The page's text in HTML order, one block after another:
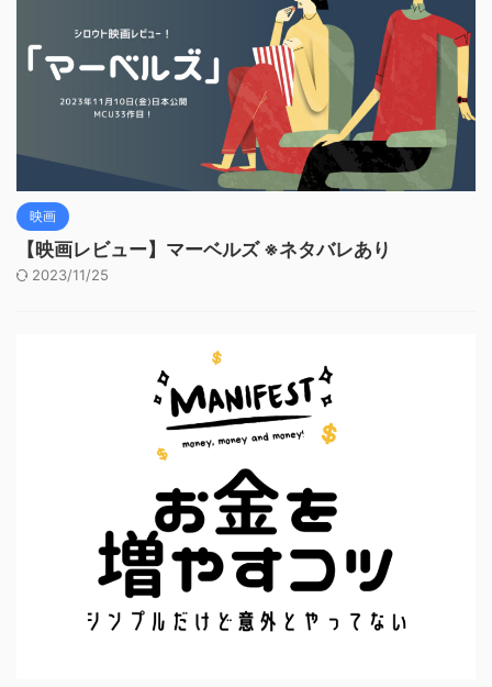
映画
【映画レビュー】マーベルズ ※ネタバレあり
2023/11/25